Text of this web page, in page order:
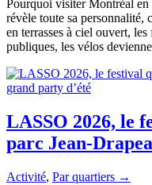
Pourquoi visiter Montréal en
révèle toute sa personnalité,
en terrasses à ciel ouvert,
publiques, les vélos
LASSO 2026, le
parc Jean-
Activité, Par quartiers →